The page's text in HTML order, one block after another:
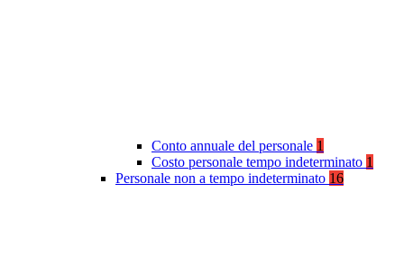
Conto annuale del personale 1
Costo personale tempo indeterminato 1
Personale non a tempo indeterminato 16